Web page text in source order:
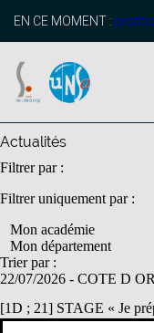
principal
EN CE MOMENT :
Actualités
Filtrer par :
Filtrer uniquement par :
Mon académie
Mon département
Trier par :
22/07/2026 - COTE D
[1D ; 21] STAGE « Je
OCTOBRE 2026 à Dijon